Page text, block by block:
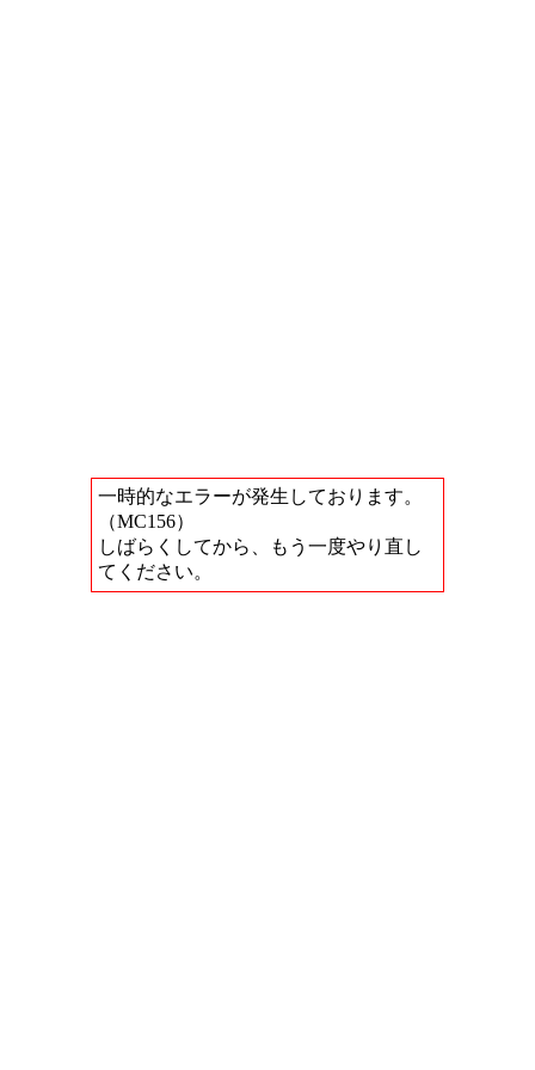
一時的なエラーが発生しております。
（MC156）
しばらくしてから、もう一度やり直し
てください。